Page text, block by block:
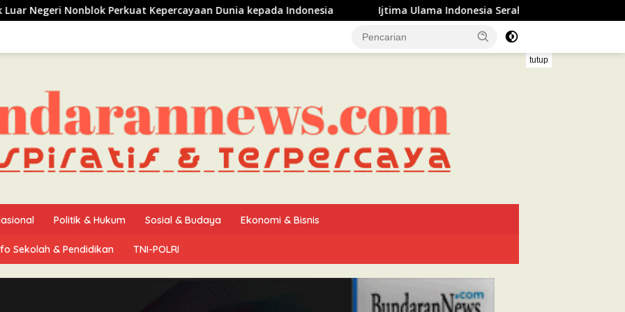
Kepercayaan Dunia kepada Indonesia Ijtima Ulama Indonesia Serahkan Rekomendasi kepada Presiden
tutup
Politik & Hukum Sosial & Budaya Ekonomi & Bisnis
Sekolah & Pendidikan TNI-POLRI